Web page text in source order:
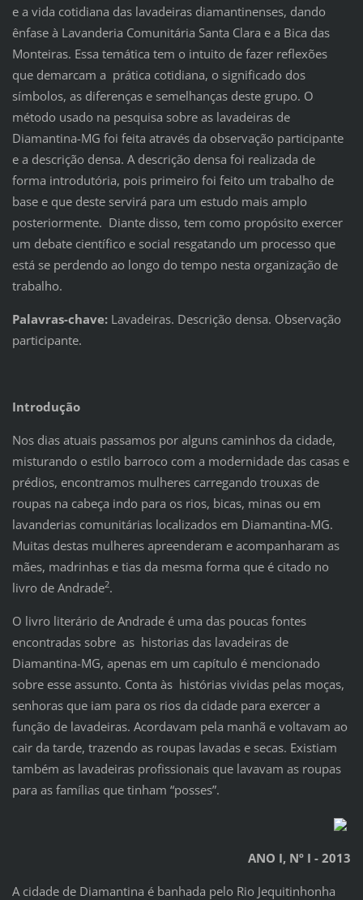
e a vida cotidiana das lavadeiras diamantinenses, dando
ênfase à Lavanderia Comunitária Santa Clara e a Bica das
Monteiras. Essa temática tem o intuito de fazer reflexões
que demarcam a prática cotidiana, o significado dos
símbolos, as diferenças e semelhanças deste grupo. O
método usado na pesquisa sobre as lavadeiras de
Diamantina-MG foi feita através da observação participante
e a descrição densa. A descrição densa foi realizada de
forma introdutória, pois primeiro foi feito um trabalho de
base e que deste servirá para um estudo mais amplo
posteriormente. Diante disso, tem como propósito exercer
um debate científico e social resgatando um processo que
está se perdendo ao longo do tempo nesta organização de
trabalho.
Palavras-chave: Lavadeiras. Descrição densa. Observação
participante.
Introdução
Nos dias atuais passamos por alguns caminhos da cidade,
misturando o estilo barroco com a modernidade das casas e
prédios, encontramos mulheres carregando trouxas de
roupas na cabeça indo para os rios, bicas, minas ou em
lavanderias comunitárias localizados em Diamantina-MG.
Muitas destas mulheres apreenderam e acompanharam as
mães, madrinhas e tias da mesma forma que é citado no
livro de Andrade2.
O livro literário de Andrade é uma das poucas fontes
encontradas sobre as historias das lavadeiras de
Diamantina-MG, apenas em um capítulo é mencionado
sobre esse assunto. Conta às histórias vividas pelas moças,
senhoras que iam para os rios da cidade para exercer a
função de lavadeiras. Acordavam pela manhã e voltavam ao
cair da tarde, trazendo as roupas lavadas e secas. Existiam
também as lavadeiras profissionais que lavavam as roupas
para as famílias que tinham “posses”.
ANO I, Nº I - 2013
A cidade de Diamantina é banhada pelo Rio Jequitinhonha